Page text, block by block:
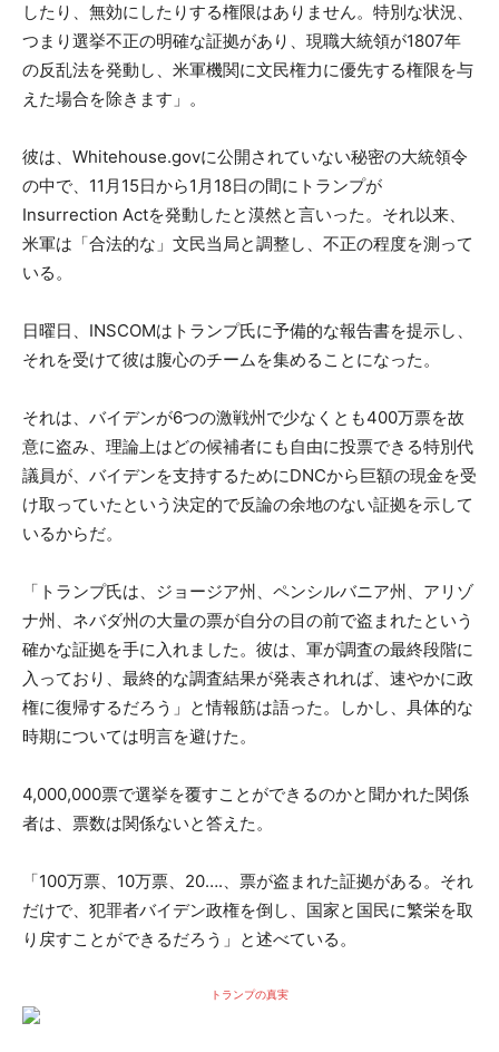
したり、無効にしたりする権限はありません。特別な状況、
つまり選挙不正の明確な証拠があり、現職大統領が1807年
の反乱法を発動し、米軍機関に文民権力に優先する権限を与
えた場合を除きます」。
彼は、Whitehouse.govに公開されていない秘密の大統領令
の中で、11月15日から1月18日の間にトランプが
Insurrection Actを発動したと漠然と言いった。それ以来、
米軍は「合法的な」文民当局と調整し、不正の程度を測って
いる。
日曜日、INSCOMはトランプ氏に予備的な報告書を提示し、
それを受けて彼は腹心のチームを集めることになった。
それは、バイデンが6つの激戦州で少なくとも400万票を故
意に盗み、理論上はどの候補者にも自由に投票できる特別代
議員が、バイデンを支持するためにDNCから巨額の現金を受
け取っていたという決定的で反論の余地のない証拠を示して
いるからだ。
「トランプ氏は、ジョージア州、ペンシルバニア州、アリゾ
ナ州、ネバダ州の大量の票が自分の目の前で盗まれたという
確かな証拠を手に入れました。彼は、軍が調査の最終段階に
入っており、最終的な調査結果が発表されれば、速やかに政
権に復帰するだろう」と情報筋は語った。しかし、具体的な
時期については明言を避けた。
4,000,000票で選挙を覆すことができるのかと聞かれた関係
者は、票数は関係ないと答えた。
「100万票、10万票、20….、票が盗まれた証拠がある。それ
だけで、犯罪者バイデン政権を倒し、国家と国民に繁栄を取
り戻すことができるだろう」と述べている。
トランプの真実